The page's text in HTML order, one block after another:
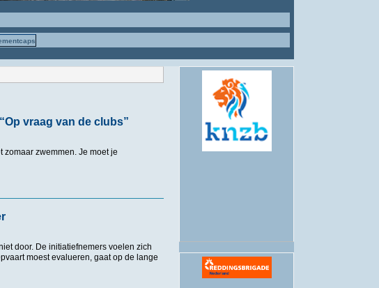
vraag van de clubs”
zomaar zwemmen. Je moet je
vraag van de clubs”
door. De initiatiefnemers voelen zich
moest evalueren, gaat op de lange